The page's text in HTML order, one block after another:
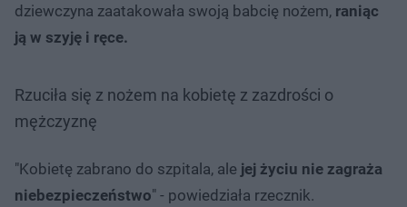
dziewczyna zaatakowała swoją babcię nożem, raniąc
ją w szyję i ręce.
Rzuciła się z nożem na kobietę z zazdrości o
mężczyznę
"Kobietę zabrano do szpitala, ale jej życiu nie zagraża
niebezpieczeństwo" - powiedziała rzecznik.